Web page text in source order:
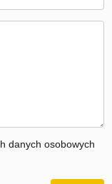
danych osobowych